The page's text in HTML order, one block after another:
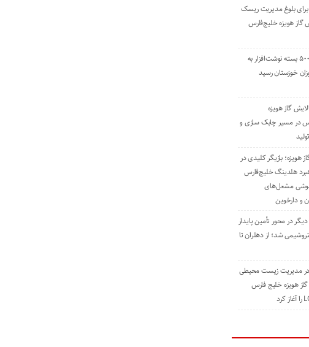
برای بلوغ مدیریت ریسک
گاز هویزه خلیج‌فارس
۲ هزار و ۵۰۰ بسته نوشت‌افزار به
خوزستان رسید
گاز هویزه
در مسیر چابک سازی و
هویزه؛ بازیگر کلیدی در
هلدینگ خلیج‌فارس
مشعل‌های
و دارخوین
دیگر در محور تأمین پایدار
شد؛ از دهلران تا
در مدیریت زیست ‌محیطی
گاز هویزه خلیج ‌فارس